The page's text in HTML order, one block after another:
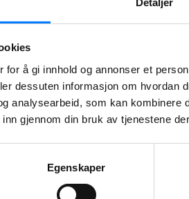
for å gi innhold og annonser et
dessuten informasjon om hvordan
analysearbeid, som kan kombinere
gjennom din bruk av tjenestene
Egenskaper
Ograniczony
specjalistów